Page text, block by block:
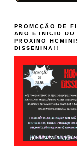
PROMOÇÃO DE
ANO E INICIO DO
PROXIMO
DISSEMINA!!